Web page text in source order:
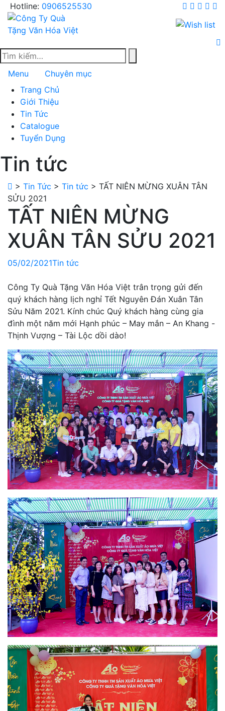
Skip
content
Hotline: 0906525530
Menu
Chuyên mục
Trang Chủ
Giới Thiệu
Tin Tức
Catalogue
Tuyển Dụng
Tin tức
> Tin Tức > Tin tức > TẤT NIÊN MỪNG XUÂN TÂN
SỬU 2021
TẤT NIÊN MỪNG
XUÂN TÂN SỬU 2021
05/02/2021Tin tức
Công Ty Quà Tặng Văn Hóa Việt trân trọng gửi đến
quý khách hàng lịch nghỉ Tết Nguyên Đán Xuân Tân
Sửu Năm 2021. Kính chúc Quý khách hàng cùng gia
đình một năm mới Hạnh phúc – May mắn – An Khang -
Thịnh Vượng – Tài Lộc dồi dào!